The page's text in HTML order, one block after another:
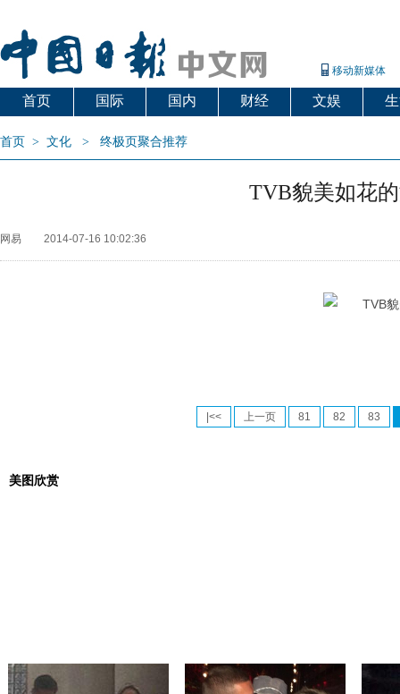
移动新媒体
首页 国际 国内 财经 文娱
首页 > 文化 > 终极页聚合推荐
TVB貌美如花
网易 2014-07-16 10:02:36
|<< 上一页 81 82 83
美图欣赏